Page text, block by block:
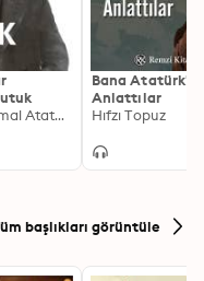
Mustafa Kemal Atatürk, Emre Kongar
Bana Atatürk'ü
Anlattılar
Hıfzı Topuz
başlıkları görüntüle